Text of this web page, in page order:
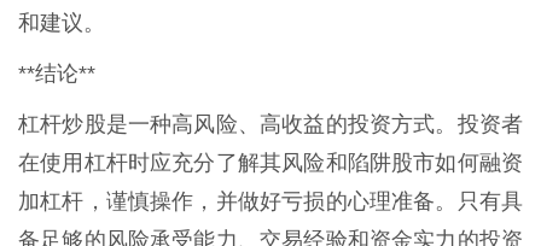
和建议。
**结论**
杠杆炒股是一种高风险、高收益的投资方式。投资者
在使用杠杆时应充分了解其风险和陷阱股市如何融资
加杠杆，谨慎操作，并做好亏损的心理准备。只有具
备足够的风险承受能力、交易经验和资金实力的投资